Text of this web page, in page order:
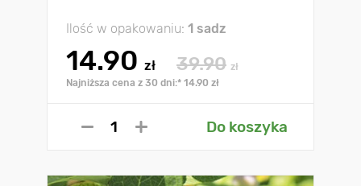
Ilość w opakowaniu: 1 sadz
14.90 zł 39.90 zł
Najniższa cena z 30 dni:* 14.90 zł
Do koszyka